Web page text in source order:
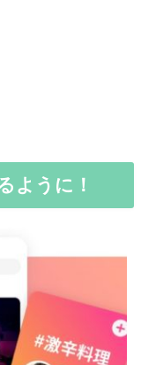
ように！